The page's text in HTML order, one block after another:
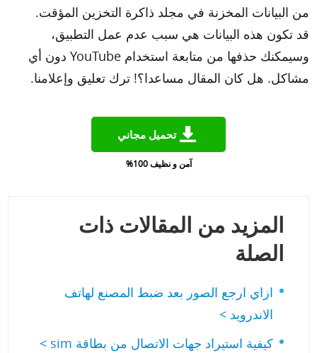
من البيانات المخزنة في مجلد ذاكرة التخزين المؤقت.
قد تكون هذه البيانات هي سبب عدم عمل التطبيق،
وسيمكنك حذفها من متابعة استخدام YouTube دون أي
مشاكل. هل كان المقال مساعدا؟! ترك تعليق وإعلامنا.
تحميل مجاني
آمن و نظيف 100%
المزيد من المقالات ذات
الصلة
ازاي ارجع الصور بعد ضبط المصنع لهاتف
الاندرويد >
كيفية استيراد جهات الاتصال من بطاقة sim >